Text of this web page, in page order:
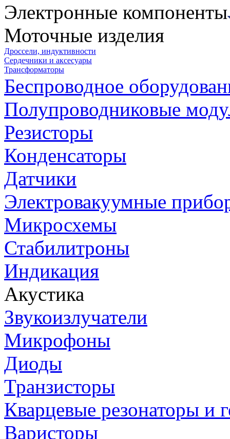
Электронные компоненты
Моточные изделия
Дроссели, индуктивности
Сердечники и аксесуары
Трансформаторы
Беспроводное
Полупроводниковые
Резисторы
Конденсаторы
Датчики
Электровакуумные
Микросхемы
Стабилитроны
Индикация
Акустика
Звукоизлучатели
Микрофоны
Диоды
Транзисторы
Кварцевые резонаторы и
Варисторы